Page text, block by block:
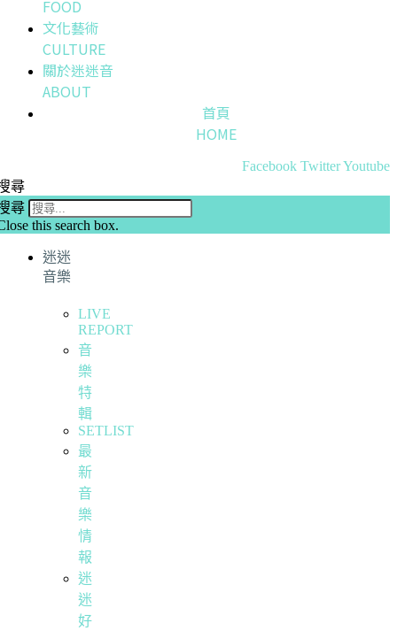
FOOD
文化藝術
CULTURE
關於迷迷音
ABOUT
首頁
HOME
Facebook TwitterYoutube
尋
尋
this search box.
迷迷
音樂
LIVE
REPORT
音
樂
特
輯
SETLIST
最
新
音
樂
情
報
迷
迷
好